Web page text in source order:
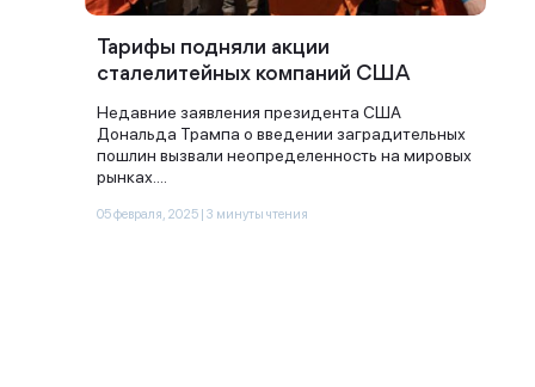
Тарифы подняли акции
сталелитейных компаний США
Недавние заявления президента США
Дональда Трампа о введении заградительных
пошлин вызвали неопределенность на мировых
рынках....
05 февраля, 2025 | 3 минуты чтения